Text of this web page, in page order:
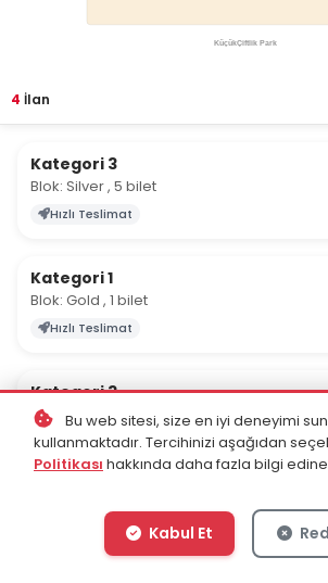
4 İlan
Kategori 3
Blok: Silver , 5 bilet
Hızlı Teslimat
Kategori 1
Blok: Gold , 1 bilet
Hızlı Teslimat
Kategori 3
6 bilet
Hızlı Teslimat
Hızlı Teslimat
KüçükÇiftlik Park
Bu web sitesi, size en iyi deneyimi
kullanmaktadır. Tercihinizi aşağıdan
Politikası hakkında daha fazla bilgi
Kabul Et